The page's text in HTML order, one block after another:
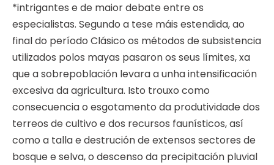
*intrigantes e de maior debate entre os
especialistas. Segundo a tese máis estendida, ao
final do período Clásico os métodos de subsistencia
utilizados polos mayas pasaron os seus límites, xa
que a sobrepoblación levara a unha intensificación
excesiva da agricultura. Isto trouxo como
consecuencia o esgotamento da produtividade dos
terreos de cultivo e dos recursos faunísticos, así
como a talla e destrución de extensos sectores de
bosque e selva, o descenso da precipitación pluvial